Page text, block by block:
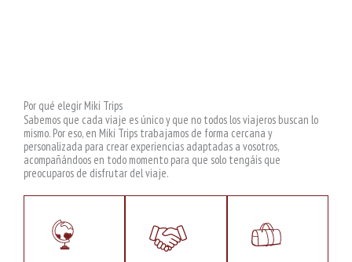
Por qué elegir Miki Trips
Sabemos que cada viaje es único y que no todos los viajeros buscan lo
mismo. Por eso, en Miki Trips trabajamos de forma cercana y
personalizada para crear experiencias adaptadas a vosotros,
acompañándoos en todo momento para que solo tengáis que
preocuparos de disfrutar del viaje.